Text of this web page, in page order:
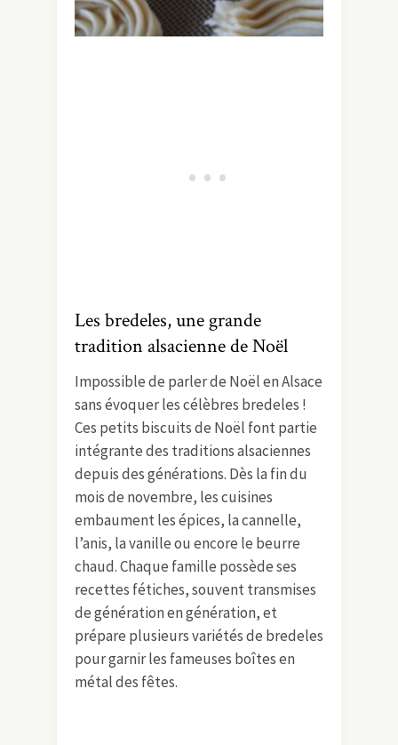
Les bredeles, une grande
tradition alsacienne de Noël
Impossible de parler de Noël en Alsace
sans évoquer les célèbres bredeles !
Ces petits biscuits de Noël font partie
intégrante des traditions alsaciennes
depuis des générations. Dès la fin du
mois de novembre, les cuisines
embaument les épices, la cannelle,
l’anis, la vanille ou encore le beurre
chaud. Chaque famille possède ses
recettes fétiches, souvent transmises
de génération en génération, et
prépare plusieurs variétés de bredeles
pour garnir les fameuses boîtes en
métal des fêtes.